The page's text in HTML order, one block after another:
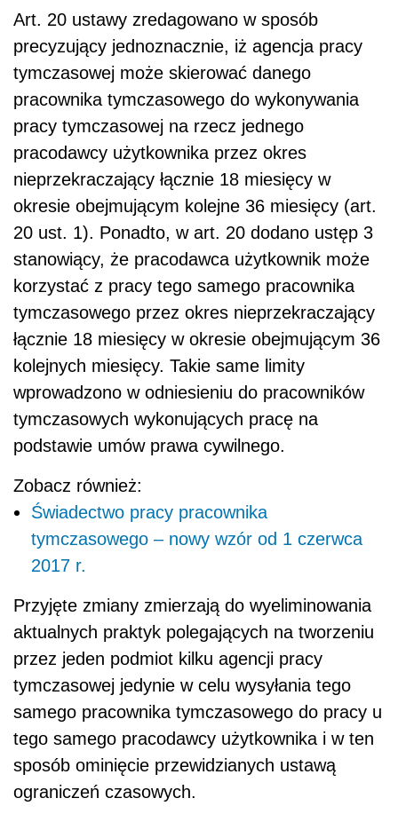
Art. 20 ustawy zredagowano w sposób
precyzujący jednoznacznie, iż agencja pracy
tymczasowej może skierować danego
pracownika tymczasowego do wykonywania
pracy tymczasowej na rzecz jednego
pracodawcy użytkownika przez okres
nieprzekraczający łącznie 18 miesięcy w
okresie obejmującym kolejne 36 miesięcy (art.
20 ust. 1). Ponadto, w art. 20 dodano ustęp 3
stanowiący, że pracodawca użytkownik może
korzystać z pracy tego samego pracownika
tymczasowego przez okres nieprzekraczający
łącznie 18 miesięcy w okresie obejmującym 36
kolejnych miesięcy. Takie same limity
wprowadzono w odniesieniu do pracowników
tymczasowych wykonujących pracę na
podstawie umów prawa cywilnego.
Zobacz również:
Świadectwo pracy pracownika
tymczasowego – nowy wzór od 1 czerwca
2017 r.
Przyjęte zmiany zmierzają do wyeliminowania
aktualnych praktyk polegających na tworzeniu
przez jeden podmiot kilku agencji pracy
tymczasowej jedynie w celu wysyłania tego
samego pracownika tymczasowego do pracy u
tego samego pracodawcy użytkownika i w ten
sposób ominięcie przewidzianych ustawą
ograniczeń czasowych.